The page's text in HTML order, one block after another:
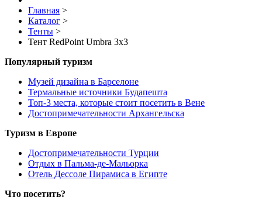
Главная >
Каталог >
Тенты >
Тент RedPoint Umbra 3x3
Популярный туризм
Музей дизайна в Барселоне
Термальные источники Будапешта
Топ-3 места, которые стоит посетить в Вене
Достопримечательности Архангельска
Туризм в Европе
Достопримечательности Турции
Отдых в Пальма-де-Мальорка
Отель Дессоле Пирамиса в Египте
Что посетить?